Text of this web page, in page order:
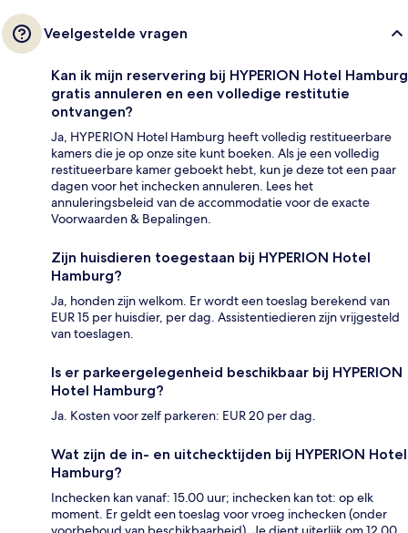
Veelgestelde vragen
Kan ik mijn reservering bij HYPERION Hotel Hamburg
gratis annuleren en een volledige restitutie
ontvangen?
Ja, HYPERION Hotel Hamburg heeft volledig restitueerbare
kamers die je op onze site kunt boeken. Als je een volledig
restitueerbare kamer geboekt hebt, kun je deze tot een paar
dagen voor het inchecken annuleren. Lees het
annuleringsbeleid van de accommodatie voor de exacte
Voorwaarden & Bepalingen.
Zijn huisdieren toegestaan bij HYPERION Hotel
Hamburg?
Ja, honden zijn welkom. Er wordt een toeslag berekend van
EUR 15 per huisdier, per dag. Assistentiedieren zijn vrijgesteld
van toeslagen.
Is er parkeergelegenheid beschikbaar bij HYPERION
Hotel Hamburg?
Ja. Kosten voor zelf parkeren: EUR 20 per dag.
Wat zijn de in- en uitchecktijden bij HYPERION Hotel
Hamburg?
Inchecken kan vanaf: 15.00 uur; inchecken kan tot: op elk
moment. Er geldt een toeslag voor vroeg inchecken (onder